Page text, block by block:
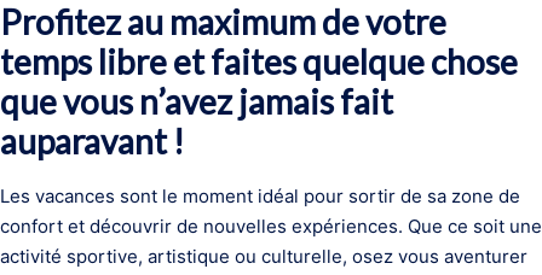
Profitez au maximum de votre
temps libre et faites quelque chose
que vous n’avez jamais fait
auparavant !
Les vacances sont le moment idéal pour sortir de sa zone de
confort et découvrir de nouvelles expériences. Que ce soit une
activité sportive, artistique ou culturelle, osez vous aventurer